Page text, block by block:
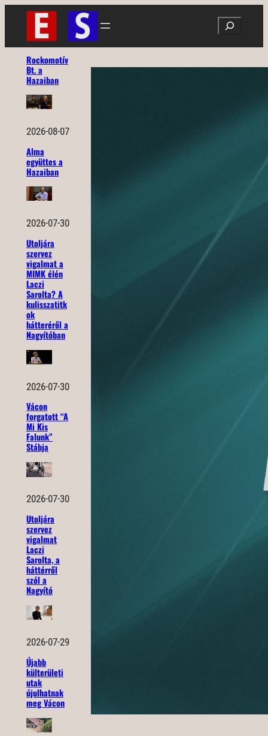
Ugrás
tartalomhoz
Search
Rockomotív
Bt. a
Hazaiban
2026-08-07
Alma
együttes a
Hazaiban
2026-07-30
Utoljára
szervez
vigalmat a
MIMK élén
Laczi
Sarolta? A
kulisszatitk
ok
hátteréről a
Nagyítóban
2026-07-30
Vácon
forgatott “A
Mi Kis
Falunk”
Stábja
2026-07-30
Utoljára
szervez
vigalmat
Laczi
Sarolta, a
háttérről
szól a
Nagyító
2026-07-29
Újabb
külterületi
utak
újulhatnak
meg Vácon